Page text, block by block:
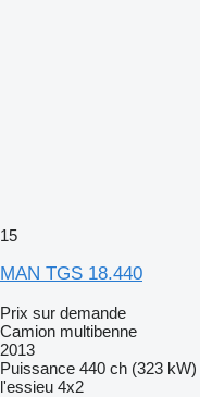
15
MAN TGS 18.440
Prix sur demande
Camion multibenne
2013
Puissance 440 ch (323 kW)
l'essieu 4x2